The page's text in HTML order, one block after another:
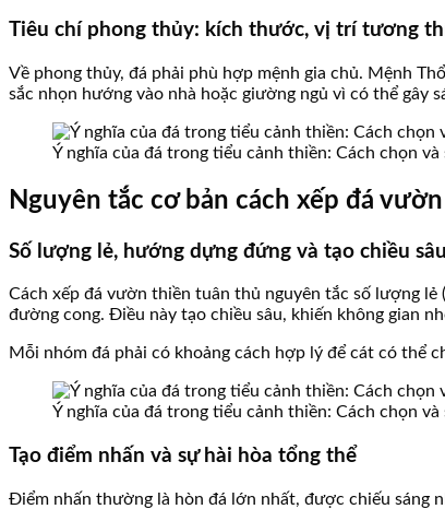
Tiêu chí phong thủy: kích thước, vị trí tương
Về phong thủy, đá phải phù hợp mệnh gia chủ. Mệnh
sắc nhọn hướng vào nhà hoặc giường ngủ vì có thể gây
Ý nghĩa của đá trong tiểu cảnh thiền: Cách chọn
Nguyên tắc cơ bản cách xếp đá
Số lượng lẻ, hướng dựng đứng và tạo chiều
Cách xếp đá vườn thiền tuân thủ nguyên tắc số lượng
đường cong. Điều này tạo chiều sâu, khiến không gian
Mỗi nhóm đá phải có khoảng cách hợp lý để cát có thể
Ý nghĩa của đá trong tiểu cảnh thiền: Cách chọn
Tạo điểm nhấn và sự hài hòa tổng thể
Điểm nhấn thường là hòn đá lớn nhất, được chiếu sáng